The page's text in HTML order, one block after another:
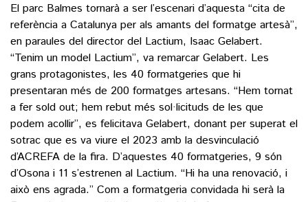
El parc Balmes tornarà a ser l’escenari d’aquesta “cita de
referència a Catalunya per als amants del formatge artesà”,
en paraules del director del Lactium, Isaac Gelabert.
“Tenim un model Lactium”, va remarcar Gelabert. Les
grans protagonistes, les 40 formatgeries que hi
presentaran més de 200 formatges artesans. “Hem tornat
a fer sold out; hem rebut més sol·licituds de les que
podem acollir”, es felicitava Gelabert, donant per superat el
sotrac que es va viure el 2023 amb la desvinculació
d’ACREFA de la fira. D’aquestes 40 formatgeries, 9 són
d’Osona i 11 s’estrenen al Lactium. “Hi ha una renovació, i
això ens agrada.” Com a formatgeria convidada hi serà la